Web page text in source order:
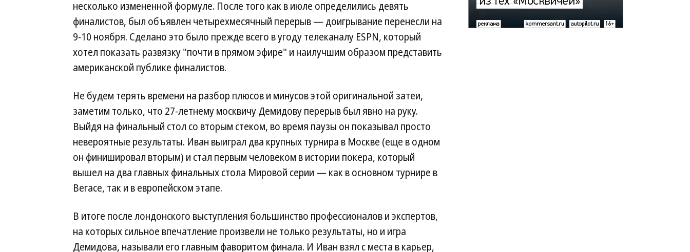
несколько измененной формуле. После того как в июле определились девять
финалистов, был объявлен четырехмесячный перерыв — доигрывание перенесли на
9-10 ноября. Сделано это было прежде всего в угоду телеканалу ESPN, который
хотел показать развязку "почти в прямом эфире" и наилучшим образом представить
американской публике финалистов.
Не будем терять времени на разбор плюсов и минусов этой оригинальной затеи,
заметим только, что 27-летнему москвичу Демидову перерыв был явно на руку.
Выйдя на финальный стол со вторым стеком, во время паузы он показывал просто
невероятные результаты. Иван выиграл два крупных турнира в Москве (еще в одном
он финишировал вторым) и стал первым человеком в истории покера, который
вышел на два главных финальных стола Мировой серии — как в основном турнире в
Вегасе, так и в европейском этапе.
В итоге после лондонского выступления большинство профессионалов и экспертов,
на которых сильное впечатление произвели не только результаты, но и игра
Демидова, называли его главным фаворитом финала. И Иван взял с места в карьер,